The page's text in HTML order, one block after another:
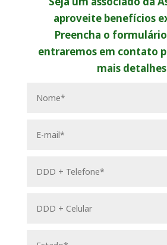
aproveite benefícios
Preencha o
entraremos em contato
mais